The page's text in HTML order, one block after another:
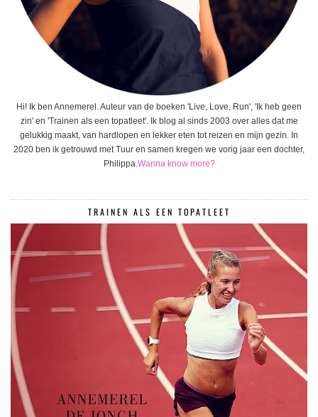
Hi! Ik ben Annemerel. Auteur van de boeken 'Live, Love, Run', 'Ik heb geen
zin' en 'Trainen als een topatleet'. Ik blog al sinds 2003 over alles dat me
gelukkig maakt, van hardlopen en lekker eten tot reizen en mijn gezin. In
2020 ben ik getrouwd met Tuur en samen kregen we vorig jaar een dochter,
Philippa.Wanna know more?
TRAINEN ALS EEN TOPATLEET